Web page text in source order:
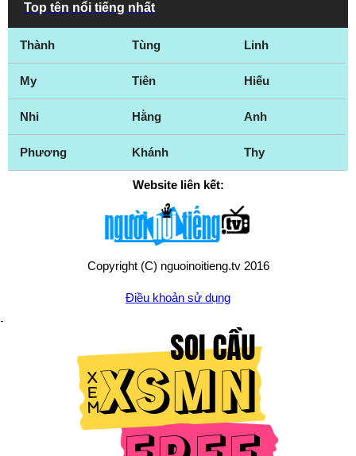
Top tên nổi tiếng nhất
Thành Tùng Linh
My Tiên Hiếu
Nhi Hằng Anh
Phương Khánh Thy
Website liên kết:
Copyright (C) nguoinoitieng.tv 2016
Điều khoản sử dụng
Chính sách quyền riêng tư
Liên hệ:mail.nguoinoitieng.tv@gmail.com